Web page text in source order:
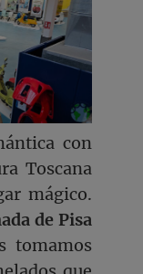
con
Toscana
mágico.
de Pisa
tomamos